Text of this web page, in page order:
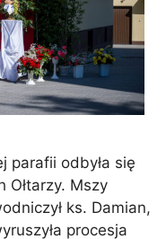
parafii odbyła się
Ołtarzy. Mszy
ks. Damian,
procesja